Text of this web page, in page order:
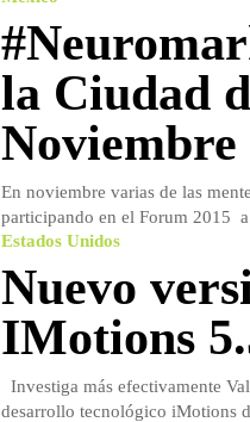
la Ciudad
Noviembre
En noviembre varias de las
participando en el Forum 2015
Estados Unidos
Nuevo
IMotions
Investiga más efectivamente
desarrollo tecnológico iMotions